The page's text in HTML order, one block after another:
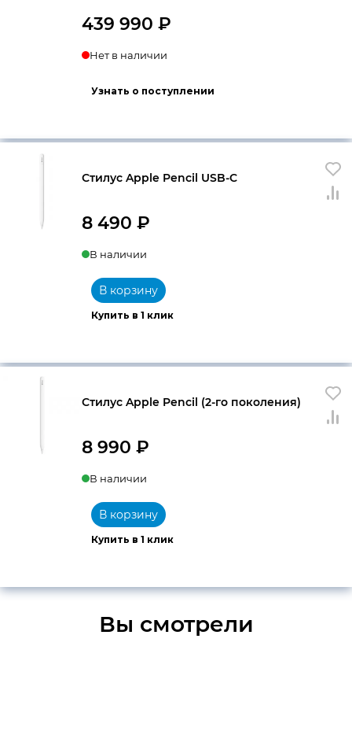
439 990 ₽
Нет в наличии
Узнать о поступлении
Стилус Apple Pencil USB-C
8 490 ₽
В наличии
Купить в 1 клик
В корзину
Стилус Apple Pencil (2-го поколения)
8 990 ₽
В наличии
Купить в 1 клик
В корзину
Вы смотрели